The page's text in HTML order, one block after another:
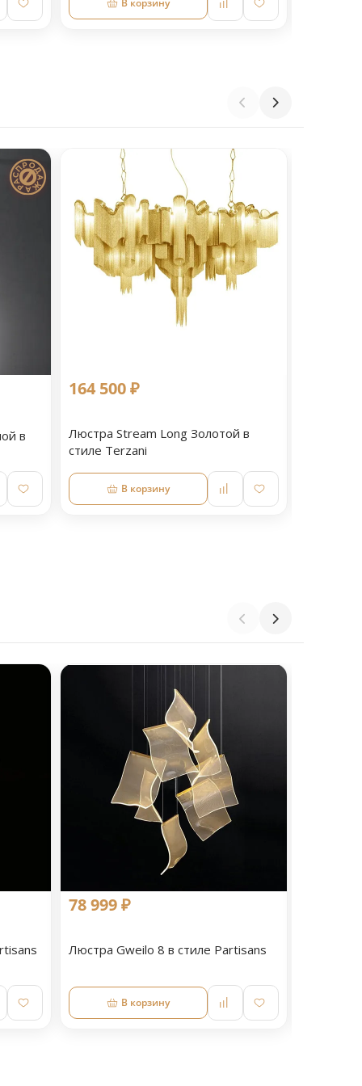
в
164 500 ₽
Люстра Stream Long Золотой в
стиле Terzani
В корзину
78 999 ₽
Люстра Gweilo 8 в стиле Partisans
В корзину